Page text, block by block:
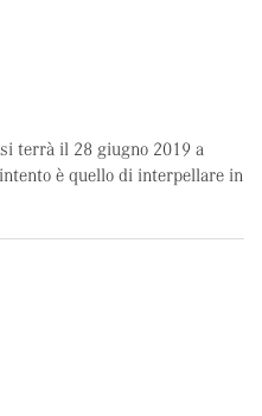
si terrà il 28 giugno 2019 a
è quello di interpellare in